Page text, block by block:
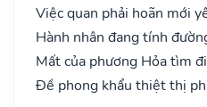
Việc quan phải hoãn mới
Hành nhân đang tính
Mất của phương Hỏa tìm đi
Đề phong khẩu thiệt thị